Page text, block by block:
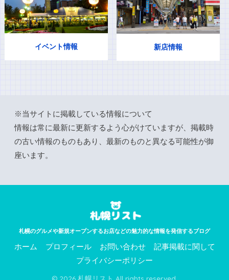
イベント情報 新店情報
※当サイトに掲載している情報について
情報は常に最新に更新するよう心がけていますが、掲載時
の古い情報のものもあり、最新のものと異なる可能性が御
座います。
札幌のグルメや新規オープンするお店などの魅力的な情報を発信するブログ
ホーム プロフィール お問い合わせ
記事掲載に関して
プライバシーポリシー